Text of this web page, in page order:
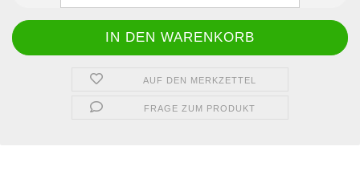
AUF DEN MERKZETTEL
FRAGE ZUM PRODUKT